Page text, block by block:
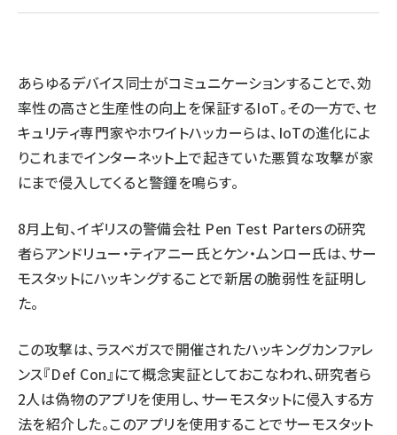
あらゆるデバイス同士がコミュニケーションすることで、効
率性の高さと生産性の向上を保証するIoT。その一方で、セ
キュリティ専門家やホワイトハッカーらは、IoTの進化によ
りこれまでインターネット上で起きていた悪質な攻撃が家
にまで侵入してくると警鐘を鳴らす。
8月上旬、イギリスの警備会社 Pen Test Partersの研究
者らアンドリュー・ティアニー氏とケン・ムンロー氏は、サー
モスタットにハッキングすることで新居の脆弱性を証明し
た。
この攻撃は、ラスベガスで開催されたハッキングカンファレ
ンス『Def Con』にて概念実証としておこなわれ、研究者ら
2人は偽物のアプリを使用し、サーモスタットに侵入する方
法を紹介した。このアプリを使用することでサーモスタット